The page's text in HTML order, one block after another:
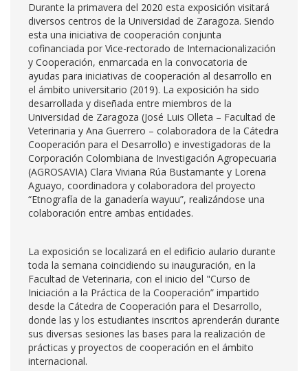
Durante la primavera del 2020 esta exposición visitará
diversos centros de la Universidad de Zaragoza. Siendo
esta una iniciativa de cooperación conjunta
cofinanciada por Vice-rectorado de Internacionalización
y Cooperación, enmarcada en la convocatoria de
ayudas para iniciativas de cooperación al desarrollo en
el ámbito universitario (2019). La exposición ha sido
desarrollada y diseñada entre miembros de la
Universidad de Zaragoza (José Luis Olleta – Facultad de
Veterinaria y Ana Guerrero – colaboradora de la Cátedra
Cooperación para el Desarrollo) e investigadoras de la
Corporación Colombiana de Investigación Agropecuaria
(AGROSAVIA) Clara Viviana Rúa Bustamante y Lorena
Aguayo, coordinadora y colaboradora del proyecto
“Etnografía de la ganadería wayuu”, realizándose una
colaboración entre ambas entidades.
La exposición se localizará en el edificio aulario durante
toda la semana coincidiendo su inauguración, en la
Facultad de Veterinaria, con el inicio del "Curso de
Iniciación a la Práctica de la Cooperación” impartido
desde la Cátedra de Cooperación para el Desarrollo,
donde las y los estudiantes inscritos aprenderán durante
sus diversas sesiones las bases para la realización de
prácticas y proyectos de cooperación en el ámbito
internacional.